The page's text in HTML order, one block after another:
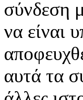
σύνδεση
να είναι
αυτά τα